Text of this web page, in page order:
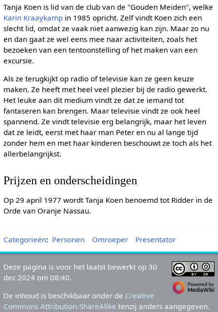
Tanja Koen is lid van de club van de "Gouden Meiden", welke
Karin Kraaykampin 1985 opricht. Zelf vindt Koen zich een
slecht lid, omdat ze vaak niet aanwezig kan zijn. Maar zo nu
en dan gaat ze wel eens mee naar activiteiten, zoals het
bezoeken van een tentoonstelling of het maken van een
excursie.
Als ze terugkijkt op radio of televisie kan ze geen keuze
maken. Ze heeft met heel veel plezier bij de radio gewerkt.
Het leuke aan dit medium vindt ze dat ze iemand tot
fantaseren kan brengen. Maar televisie vindt ze ook heel
spannend. Ze vindt televisie erg belangrijk, maar het leven
dat ze leidt, eerst met haar man Peter en nu al lange tijd
zonder hem en met haar kinderen beschouwt ze toch als het
allerbelangrijkst.
Prijzen en onderscheidingen
Op 29 april 1977 wordt Tanja Koen benoemd tot Ridder in de
Orde van Oranje Nassau.
Categorieën: Personen Omroeper Presentator
Deze pagina is voor het laatst bewerkt op 30
dec 2024 om 08:40.
De inhoud is beschikbaar onder de Creative
Commons Attribution-ShareAlike tenzij anders aangegeven.